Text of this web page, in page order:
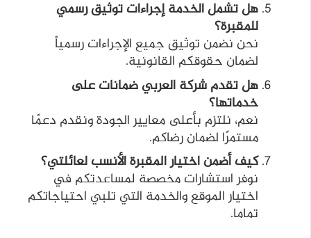
هل تشمل الخدمة إجراءات توثيق رسمي
للمقبرة؟
نحن نضمن توثيق جميع الإجراءات رسمياً
لضمان حقوقكم القانونية.
هل تقدم شركة العربي ضمانات على
خدماتها؟
نعم، نلتزم بأعلى معايير الجودة ونقدم دعمًا
مستمرًا لضمان رضاكم.
كيف أضمن اختيار المقبرة الأنسب لعائلتي؟
نوفر استشارات مخصصة لمساعدتكم في
اختيار الموقع والخدمة التي تلبي احتياجاتكم
تماما.